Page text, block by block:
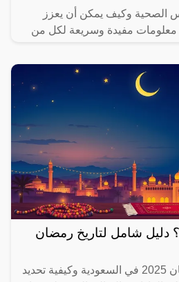
الصحية وكيف يمكن أن يعزز
مفيدة وسريعة لكل من
متى رمضان 2025؟ دليل شامل لتاريخ رمضان
اكتشف متى يبدأ رمضان 2025 في السعودية وكيفية تحديد